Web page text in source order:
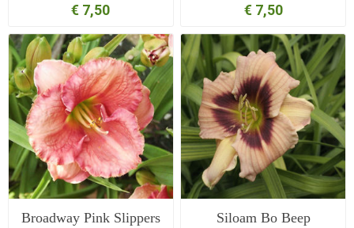
€ 7,50 € 7,50
Broadway Pink Slippers Siloam Bo Beep